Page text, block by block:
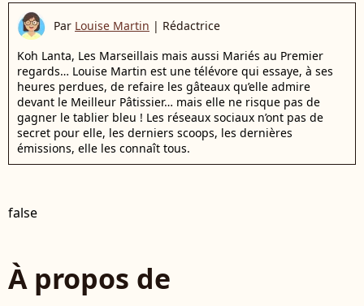
Par Louise Martin | Rédactrice
Koh Lanta, Les Marseillais mais aussi Mariés au Premier
regards… Louise Martin est une télévore qui essaye, à ses
heures perdues, de refaire les gâteaux qu’elle admire
devant le Meilleur Pâtissier… mais elle ne risque pas de
gagner le tablier bleu ! Les réseaux sociaux n’ont pas de
secret pour elle, les derniers scoops, les dernières
émissions, elle les connaît tous.
false
À propos de